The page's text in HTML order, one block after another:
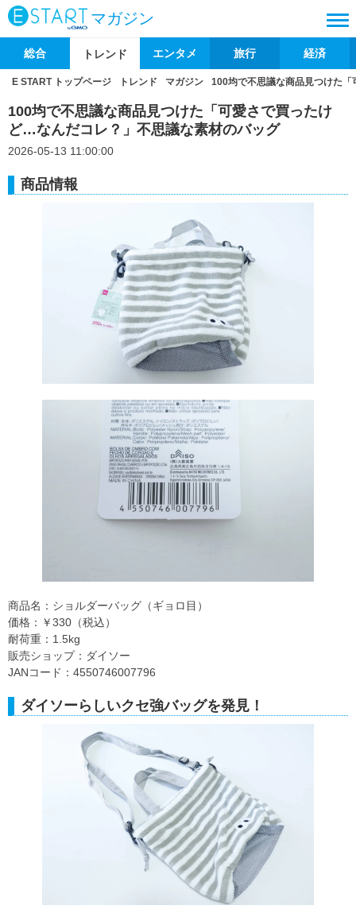
マガジン
総合 トレンド エンタメ 旅行 経済
E START トップページ トレンド マガジン 100均で不思議な商品見つけた
100均で不思議な商品見つけた「可愛さで買ったけ
ど…なんだコレ？」不思議な素材のバッグ
2026-05-13 11:00:00
商品情報
商品名：ショルダーバッグ（ギョロ目）
価格：￥330（税込）
耐荷重：1.5kg
販売ショップ：ダイソー
JANコード：4550746007796
ダイソーらしいクセ強バッグを発見！